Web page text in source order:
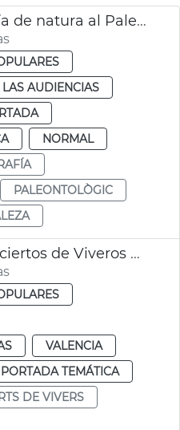
Exposición fotografía de natura al Paleontológico València
AUDIENCIAS
NORMAL
PALEONTOLÒGIC
Última semana conciertos de Viveros València
VALENCIA
TEMÁTICA
DE VIVERS